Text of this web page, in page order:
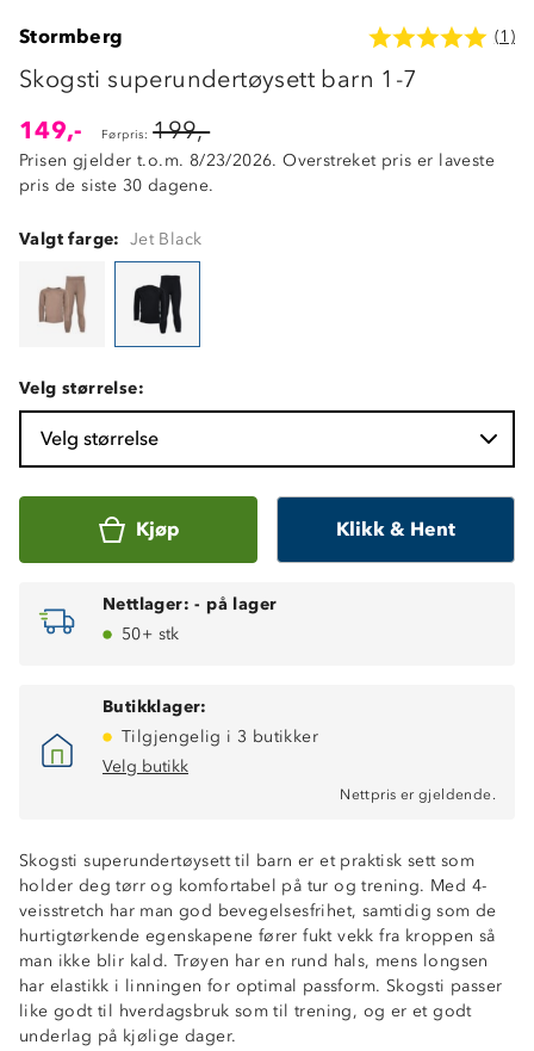
Stormberg (1)
Skogsti superundertøysett barn 1-7
149,-
Førpris: 199,-
Prisen gjelder t.o.m. 8/23/2026. Overstreket pris er laveste
pris de siste 30 dagene.
Valgt farge: Jet Black
Velg størrelse:
Velg størrelse
Kjøp Klikk & Hent
Nettlager: - på lager
50+ stk
Butikklager:
Tilgjengelig i 3 butikker
Velg butikk
Nettpris er gjeldende.
Skogsti superundertøysett til barn er et praktisk sett som
holder deg tørr og komfortabel på tur og trening. Med 4-
veisstretch har man god bevegelsesfrihet, samtidig som de
hurtigtørkende egenskapene fører fukt vekk fra kroppen så
man ikke blir kald. Trøyen har en rund hals, mens longsen
har elastikk i linningen for optimal passform. Skogsti passer
like godt til hverdagsbruk som til trening, og er et godt
underlag på kjølige dager.
Hurtigtørkende
4-veisstretch
Ventilerende
OekoTex® standard 100